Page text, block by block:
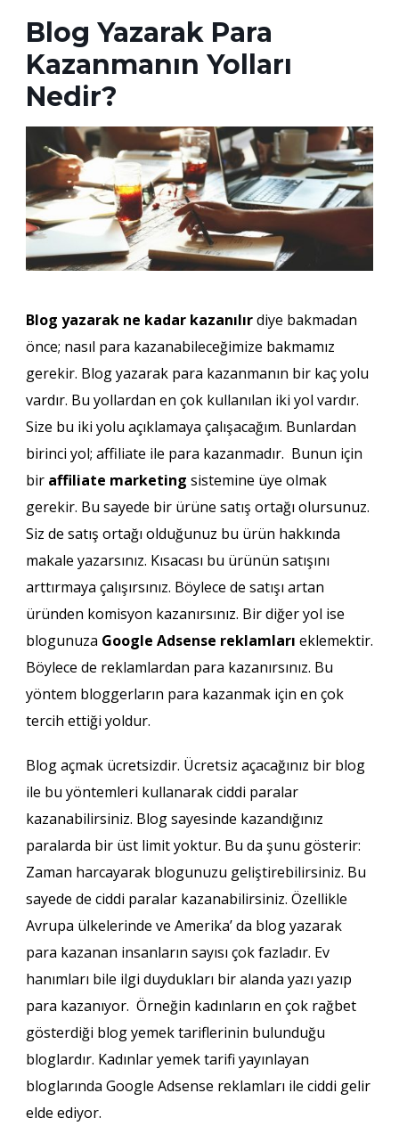
Blog Yazarak Para
Kazanmanın Yolları
Nedir?
Blog yazarak ne kadar kazanılırdiye bakmadan
önce; nasıl para kazanabileceğimize bakmamız
gerekir. Blog yazarak para kazanmanın bir kaç yolu
vardır. Bu yollardan en çok kullanılan iki yol vardır.
Size bu iki yolu açıklamaya çalışacağım. Bunlardan
birinci yol; affiliate ile para kazanmadır. Bunun için
bir affiliate marketing sistemine üye olmak
gerekir. Bu sayede bir ürüne satış ortağı olursunuz.
Siz de satış ortağı olduğunuz bu ürün hakkında
makale yazarsınız. Kısacası bu ürünün satışını
arttırmaya çalışırsınız. Böylece de satışı artan
üründen komisyon kazanırsınız. Bir diğer yol ise
blogunuza Google Adsense reklamları eklemektir.
Böylece de reklamlardan para kazanırsınız. Bu
yöntem bloggerların para kazanmak için en çok
tercih ettiği yoldur.
Blog açmak ücretsizdir. Ücretsiz açacağınız bir blog
ile bu yöntemleri kullanarak ciddi paralar
kazanabilirsiniz. Blog sayesinde kazandığınız
paralarda bir üst limit yoktur. Bu da şunu gösterir:
Zaman harcayarak blogunuzu geliştirebilirsiniz. Bu
sayede de ciddi paralar kazanabilirsiniz. Özellikle
Avrupa ülkelerinde ve Amerika’ da blog yazarak
para kazanan insanların sayısı çok fazladır. Ev
hanımları bile ilgi duydukları bir alanda yazı yazıp
para kazanıyor. Örneğin kadınların en çok rağbet
gösterdiği blog yemek tariflerinin bulunduğu
bloglardır. Kadınlar yemek tarifi yayınlayan
bloglarında Google Adsense reklamları ile ciddi gelir
elde ediyor.